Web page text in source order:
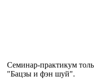
Семинар-практикум
"Бацзы и фэн шуй".